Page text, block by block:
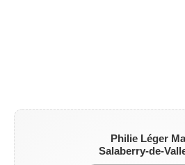
Philie Léger
Salaberry-de-